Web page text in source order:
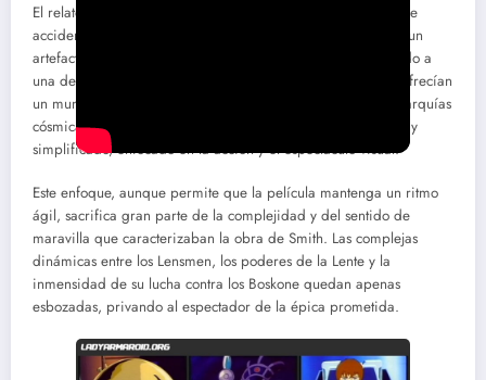
El relato se centra en Kimball Kinnison, un joven granjero que
accidentalmente entra en contacto con la poderosa «Lente», un
artefacto que lo convierte en un protector galáctico enfrentado a
una despiadada raza alienígena. Mientras que las novelas ofrecían
un mundo meticulosamente construido, rico en detalles y jerarquías
cósmicas, la película opta por un enfoque más convencional y
simplificado, enfocado en la acción y el espectáculo visual.
Este enfoque, aunque permite que la película mantenga un ritmo
ágil, sacrifica gran parte de la complejidad y del sentido de
maravilla que caracterizaban la obra de Smith. Las complejas
dinámicas entre los Lensmen, los poderes de la Lente y la
inmensidad de su lucha contra los Boskone quedan apenas
esbozadas, privando al espectador de la épica prometida.